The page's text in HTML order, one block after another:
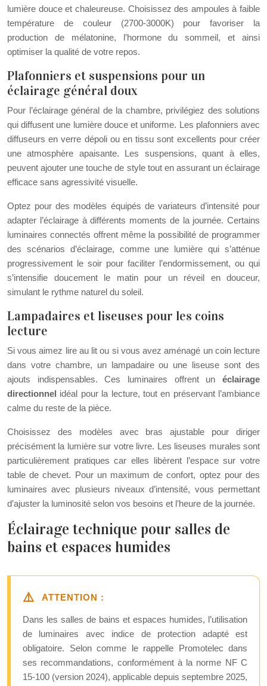
lumière douce et chaleureuse. Choisissez des ampoules à faible
température de couleur (2700-3000K) pour favoriser la
production de mélatonine, l’hormone du sommeil, et ainsi
optimiser la qualité de votre repos.
Plafonniers et suspensions pour un
éclairage général doux
Pour l’éclairage général de la chambre, privilégiez des solutions
qui diffusent une lumière douce et uniforme. Les plafonniers avec
diffuseurs en verre dépoli ou en tissu sont excellents pour créer
une atmosphère apaisante. Les suspensions, quant à elles,
peuvent ajouter une touche de style tout en assurant un éclairage
efficace sans agressivité visuelle.
Optez pour des modèles équipés de variateurs d’intensité pour
adapter l’éclairage à différents moments de la journée. Certains
luminaires connectés offrent même la possibilité de programmer
des scénarios d’éclairage, comme une lumière qui s’atténue
progressivement le soir pour faciliter l’endormissement, ou qui
s’intensifie doucement le matin pour un réveil en douceur,
simulant le rythme naturel du soleil.
Lampadaires et liseuses pour les coins
lecture
Si vous aimez lire au lit ou si vous avez aménagé un coin lecture
dans votre chambre, un lampadaire ou une liseuse sont des
ajouts indispensables. Ces luminaires offrent un éclairage
directionnel idéal pour la lecture, tout en préservant l’ambiance
calme du reste de la pièce.
Choisissez des modèles avec bras ajustable pour diriger
précisément la lumière sur votre livre. Les liseuses murales sont
particulièrement pratiques car elles libèrent l’espace sur votre
table de chevet. Pour un maximum de confort, optez pour des
luminaires avec plusieurs niveaux d’intensité, vous permettant
d’ajuster la luminosité selon vos besoins et l’heure de la journée.
Éclairage technique pour salles de
bains et espaces humides
ATTENTION :
Dans les salles de bains et espaces humides, l’utilisation
de luminaires avec indice de protection adapté est
obligatoire. Selon comme le rappelle Promotelec dans
ses recommandations, conformément à la norme NF C
15-100 (version 2024), applicable depuis septembre 2025,